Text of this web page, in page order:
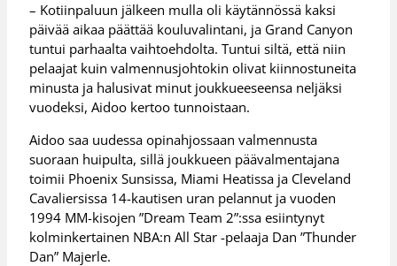
– Kotiinpaluun jälkeen mulla oli käytännössä kaksi
päivää aikaa päättää kouluvalintani, ja Grand Canyon
tuntui parhaalta vaihtoehdolta. Tuntui siltä, että niin
pelaajat kuin valmennusjohtokin olivat kiinnostuneita
minusta ja halusivat minut joukkueeseensa neljäksi
vuodeksi, Aidoo kertoo tunnoistaan.
Aidoo saa uudessa opinahjossaan valmennusta
suoraan huipulta, sillä joukkueen päävalmentajana
toimii Phoenix Sunsissa, Miami Heatissa ja Cleveland
Cavaliersissa 14-kautisen uran pelannut ja vuoden
1994 MM-kisojen ”Dream Team 2”:ssa esiintynyt
kolminkertainen NBA:n All Star -pelaaja Dan ”Thunder
Dan” Majerle.